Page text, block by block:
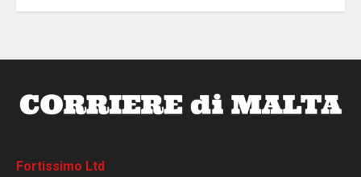
Fortissimo Ltd